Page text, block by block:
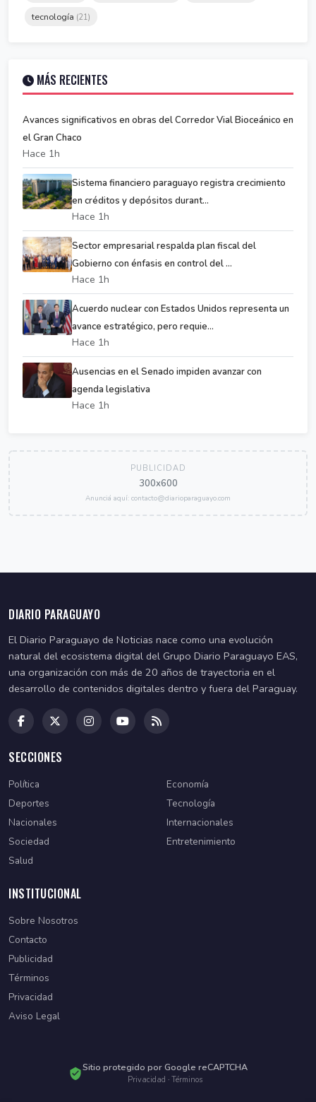
tecnología (21)
MÁS RECIENTES
Avances significativos en obras del Corredor Vial Bioceánico en
el Gran Chaco
Hace 1h
Sistema financiero paraguayo registra crecimiento
en créditos y depósitos durant...
Hace 1h
Sector empresarial respalda plan fiscal del
Gobierno con énfasis en control del ...
Hace 1h
Acuerdo nuclear con Estados Unidos representa un
avance estratégico, pero requie...
Hace 1h
Ausencias en el Senado impiden avanzar con
agenda legislativa
Hace 1h
PUBLICIDAD
300x600
Anunciá aquí: contacto@diarioparaguayo.com
DIARIO PARAGUAYO
El Diario Paraguayo de Noticias nace como una evolución
natural del ecosistema digital del Grupo Diario Paraguayo EAS,
una organización con más de 20 años de trayectoria en el
desarrollo de contenidos digitales dentro y fuera del Paraguay.
SECCIONES
Política
Economía
Deportes
Tecnología
Nacionales
Internacionales
Sociedad
Entretenimiento
Salud
INSTITUCIONAL
Sobre Nosotros
Contacto
Publicidad
Términos
Privacidad
Aviso Legal
Sitio protegido por Google reCAPTCHA
Privacidad · Términos